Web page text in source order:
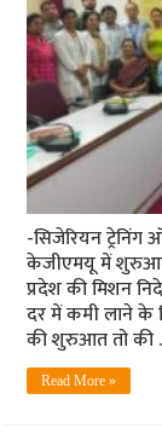
-सिजेरियन
केजीएमयू में शुरुआत
प्रदेश की मिशन
दर में कमी लाने के
की शुरुआत तो की
Read More »